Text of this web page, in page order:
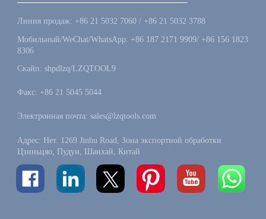
Линия продаж: +86 21 5032 7060 / +86 21 5032 3788
Мобильный/WeChat/WhatsApp: +86 187 2171 9909/ +86 156 1823
8306
Скайп: shpdlzq/LZQTOOL9
Факс: +86 21 5045 5044
Электронная почта: sales@lzqtools.com
Адрес: Нет. 1269 Jinhu Road, Зона экспортной обработки
Цзиньцяо, Пудун, Шанхай, Китай